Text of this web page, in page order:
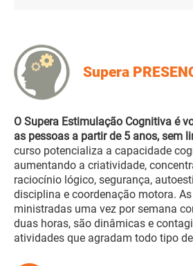
Supera
O Supera Estimulação Cognitiva é
as pessoas a partir de 5 anos, sem
curso potencializa a capacidade
aumentando a criatividade,
raciocínio lógico, segurança,
disciplina e coordenação motora.
ministradas uma vez por semana
duas horas, são dinâmicas e
atividades que agradam todo tipo